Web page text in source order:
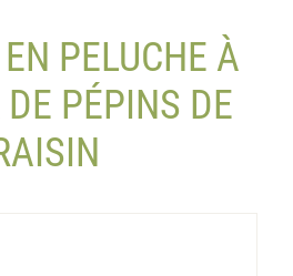
PELUCHE À
PÉPINS DE